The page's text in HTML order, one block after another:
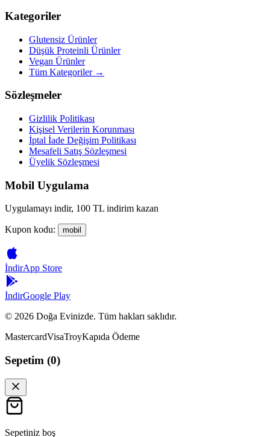
Kategoriler
Glutensiz Ürünler
Düşük Proteinli Ürünler
Vegan Ürünler
Tüm Kategoriler →
Sözleşmeler
Gizlilik Politikası
Kişisel Verilerin Korunması
İptal İade Değişim Politikası
Mesafeli Satış Sözleşmesi
Üyelik Sözleşmesi
Mobil Uygulama
Uygulamayı indir, 100 TL indirim kazan
Kupon kodu: mobil
İndirApp Store
İndirGoogle Play
© 2026 Doğa Evinizde. Tüm hakları saklıdır.
MastercardVisaTroyKapıda Ödeme
Sepetim (0)
Sepetiniz boş